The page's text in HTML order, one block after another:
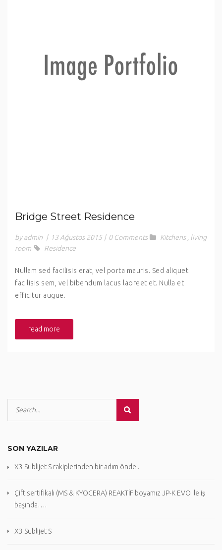
Bridge Street Residence
by admin | 13 Ağustos 2015 | 0 Comments Kitchens , living
room
Residence
Nullam sed facilisis erat, vel porta mauris. Sed aliquet
facilisis sem, vel bibendum lacus laoreet et. Nulla et
efficitur augue.
read more
SON YAZILAR
X3 Sublijet S rakiplerinden bir adım önde..
Çift sertifikalı (MS & KYOCERA) REAKTİF boyamız JP-K EVO ile iş
başında….
X3 Sublijet S